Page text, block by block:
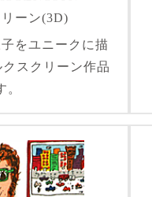
ーン(3D)
をユニークに描
スクリーン作品
。